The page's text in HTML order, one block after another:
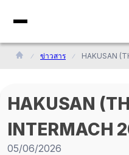
ข่าวสาร
HAKUSAN
INTERMACH
05/06/2026